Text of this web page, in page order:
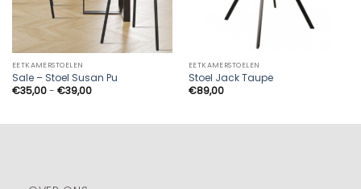
EETKAMERSTOELEN
Sale – Stoel Susan Pu
€35,00- €39,00Prijsklasse:
€35,00
EETKAMERSTOELEN
Stoel Jack Taupe
€89,00